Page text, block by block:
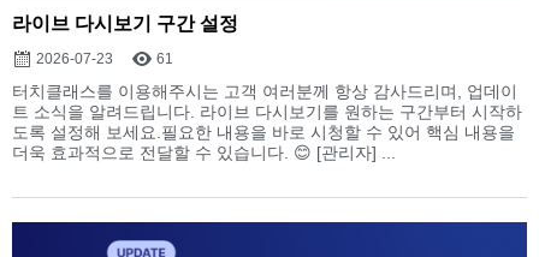
라이브 다시보기 구간 설정
2026-07-23 61
터치클래스를 이용해주시는 고객 여러분께 항상 감사드리며, 업데이
트 소식을 알려드립니다. 라이브 다시보기를 원하는 구간부터 시작하
도록 설정해 보세요.필요한 내용을 바로 시청할 수 있어 핵심 내용을
더욱 효과적으로 전달할 수 있습니다. 😊 [관리자] ...